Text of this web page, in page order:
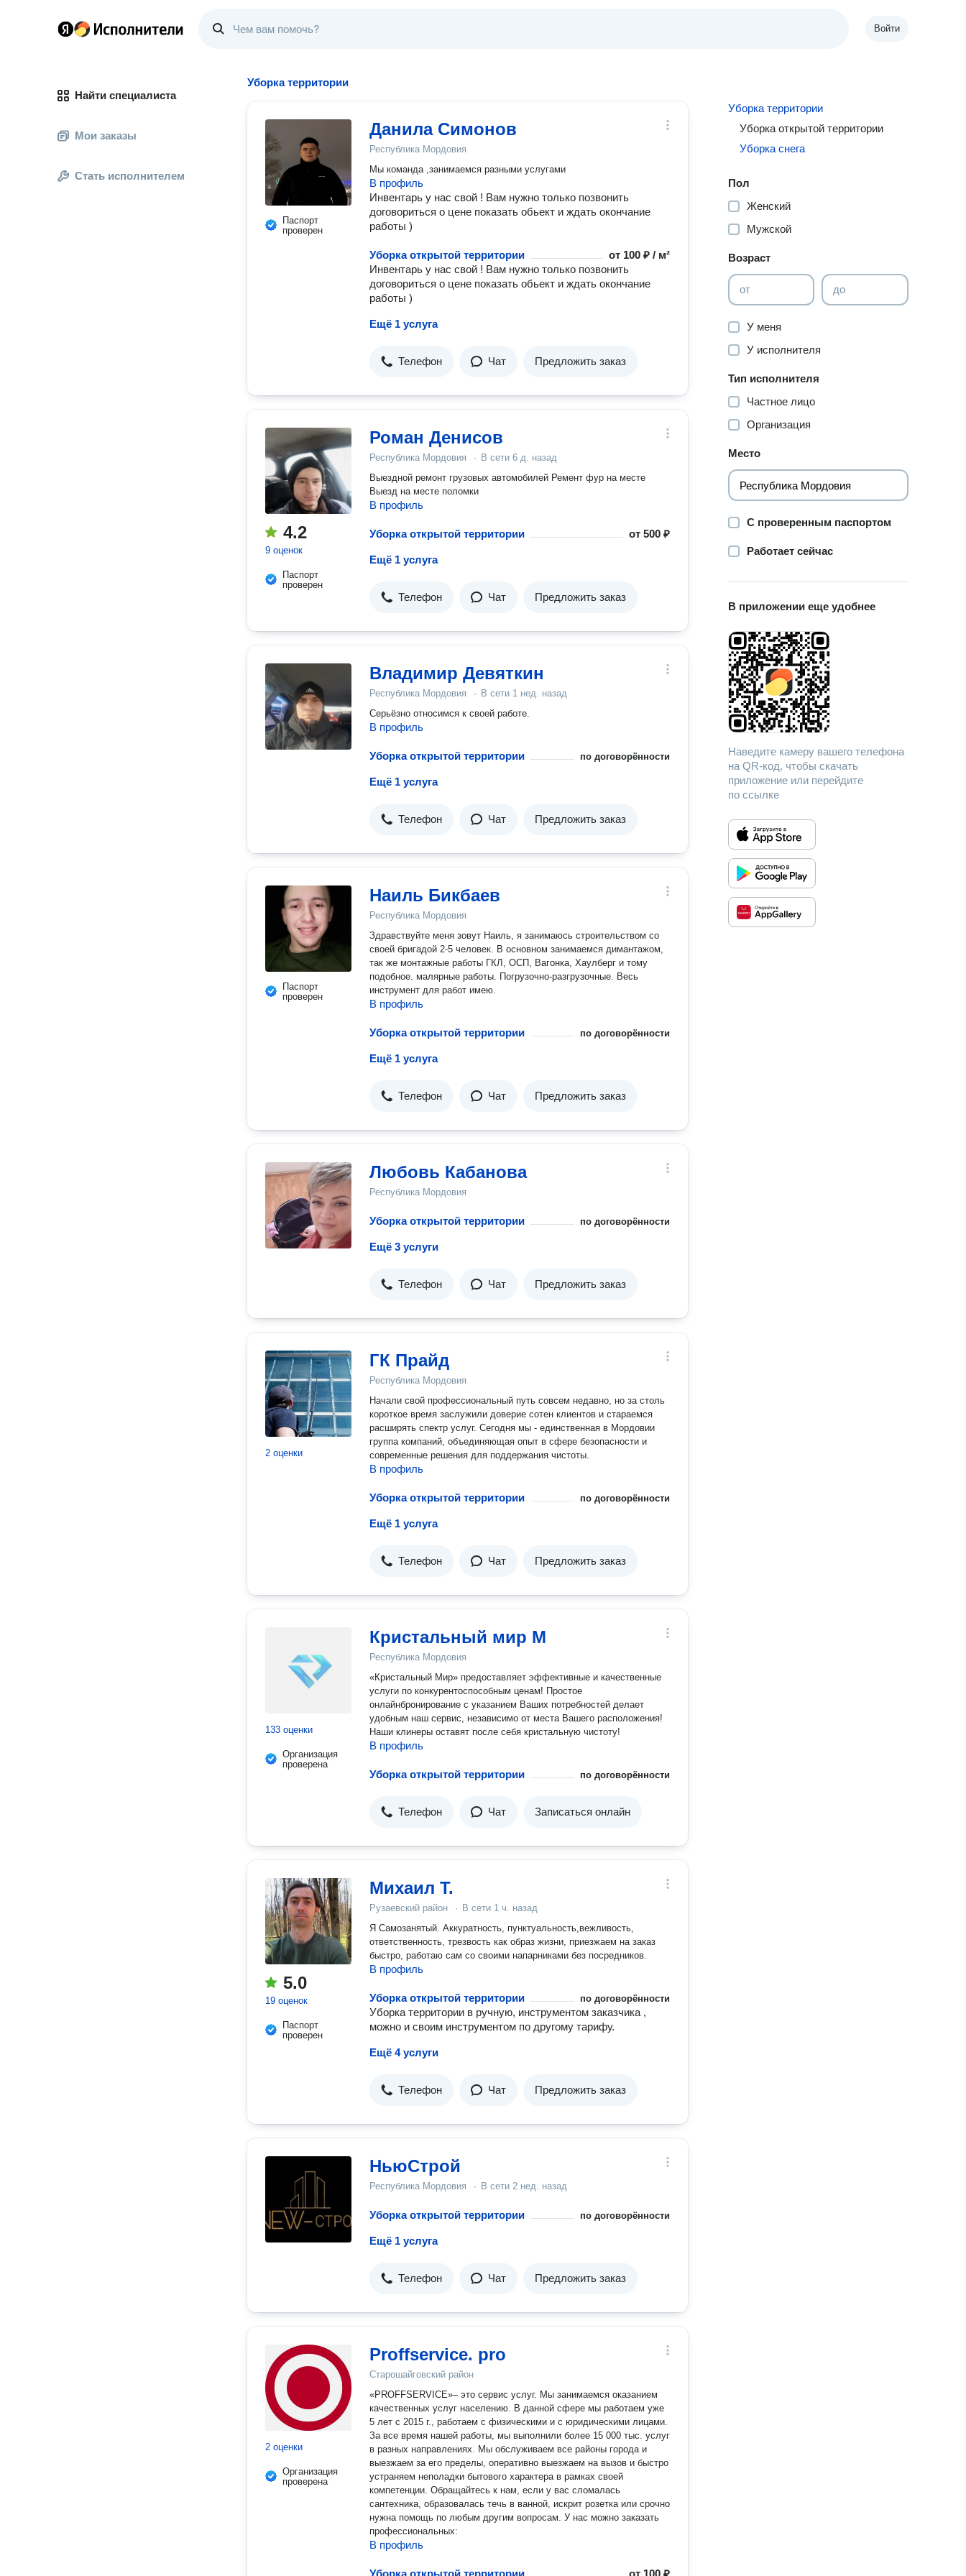
Войти
Найти специалиста
Мои заказы
Стать исполнителем
Уборка территории
Паспорт
проверен
Данила Симонов
Республика Мордовия
Мы команда ,занимаемся разными услугами
В профиль
Инвентарь у нас свой ! Вам нужно только позвонить
договориться о цене показать обьект и ждать окончание
работы )
Уборка открытой территории от 100 ₽ / м²
Инвентарь у нас свой ! Вам нужно только позвонить
договориться о цене показать обьект и ждать окончание
работы )
Ещё 1 услуга
Телефон Чат Предложить заказ
4.2
9 оценок
Паспорт
проверен
Роман Денисов
Республика Мордовия · В сети 6 д. назад
Выездной ремонт грузовых автомобилей Ремент фур на месте
Выезд на месте поломки
В профиль
Уборка открытой территории от500 ₽
Ещё 1 услуга
Телефон Чат Предложить заказ
Владимир Девяткин
Республика Мордовия · В сети 1 нед. назад
Серьёзно относимся к своей работе.
В профиль
Уборка открытой территории по договорённости
Ещё 1 услуга
Телефон Чат Предложить заказ
Паспорт
проверен
Наиль Бикбаев
Республика Мордовия
Здравствуйте меня зовут Наиль, я занимаюсь строительством со
своей бригадой 2-5 человек. В основном занимаемся димантажом,
так же монтажные работы ГКЛ, ОСП, Вагонка, Хаулберг и тому
подобное. малярные работы. Погрузочно-разгрузочные. Весь
инструмент для работ имею.
В профиль
Уборка открытой территории по договорённости
Ещё 1 услуга
Телефон Чат Предложить заказ
Любовь Кабанова
Республика Мордовия
Уборка открытой территории по договорённости
Ещё 3 услуги
Телефон Чат Предложить заказ
2 оценки
ГК Прайд
Республика Мордовия
Начали свой профессиональный путь совсем недавно, но за столь
короткое время заслужили доверие сотен клиентов и стараемся
расширять спектр услуг. Сегодня мы - единственная в Мордовии
группа компаний, объединяющая опыт в сфере безопасности и
современные решения для поддержания чистоты.
В профиль
Уборка открытой территории по договорённости
Ещё 1 услуга
Телефон Чат Предложить заказ
133 оценки
Организация
проверена
Кристальный мир М
Республика Мордовия
«Кристальный Мир» предоставляет эффективные и качественные
услуги по конкурентоспособным ценам! Простое
онлайнбронирование с указанием Ваших потребностей делает
удобным наш сервис, независимо от места Вашего расположения!
Наши клинеры оставят после себя кристальную чистоту!
В профиль
Уборка открытой территории по договорённости
Телефон Чат Записаться онлайн
5.0
19 оценок
Паспорт
проверен
Михаил Т.
Рузаевский район · В сети 1 ч. назад
Я Самозанятый. Аккуратность, пунктуальность,вежливость,
ответственность, трезвость как образ жизни, приезжаем на заказ
быстро, работаю сам со своими напарниками без посредников.
В профиль
Уборка открытой территории по договорённости
Уборка территории в ручную, инструментом заказчика ,
можно и своим инструментом по другому тарифу.
Ещё 4 услуги
Телефон Чат Предложить заказ
НьюСтрой
Республика Мордовия · В сети 2 нед. назад
Уборка открытой территории по договорённости
Ещё 1 услуга
Телефон Чат Предложить заказ
2 оценки
Организация
проверена
Proffservice. pro
Старошайговский район
«PROFFSERVICE»– это сервис услуг. Мы занимаемся оказанием
качественных услуг населению. В данной сфере мы работаем уже
5 лет c 2015 г., работаем с физическими и с юридическими лицами.
За все время нашей работы, мы выполнили более 15 000 тыс. услуг
в разных направлениях. Мы обслуживаем все районы города и
выезжаем за его пределы, оперативно выезжаем на вызов и быстро
устраняем неполадки бытового характера в рамках своей
компетенции. Обращайтесь к нам, если у вас сломалась
сантехника, образовалась течь в ванной, искрит розетка или срочно
нужна помощь по любым другим вопросам. У нас можно заказать
профессиональных:
В профиль
Уборка открытой территории от 100 ₽
Уборка территории
Уборка открытой территории
Уборка снега
Пол
Женский
Мужской
Возраст
от до
У меня
У исполнителя
Тип исполнителя
Частное лицо
Организация
Место
С проверенным паспортом
Работает сейчас
В приложении еще удобнее
Наведите камеру вашего телефона
на QR-код, чтобы скачать
приложение или перейдите
по ссылке